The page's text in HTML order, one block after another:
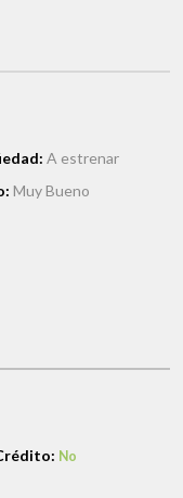
A estrenar
Muy Bueno
No